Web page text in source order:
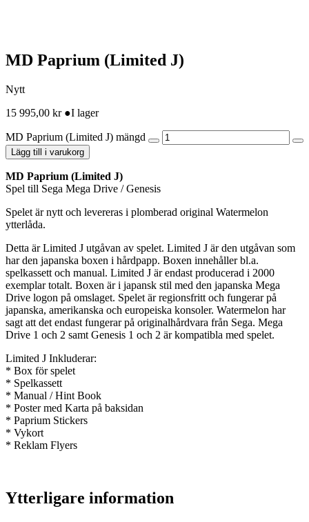
MD Paprium (Limited J)
Nytt
15 995,00 kr ●I lager
MD Paprium (Limited J) mängd
Lägg till i varukorg
MD Paprium (Limited J)
Spel till Sega Mega Drive / Genesis
Spelet är nytt och levereras i plomberad original Watermelon
ytterlåda.
Detta är Limited J utgåvan av spelet. Limited J är den utgåvan som
har den japanska boxen i hårdpapp. Boxen innehåller bl.a.
spelkassett och manual. Limited J är endast producerad i 2000
exemplar totalt. Boxen är i japansk stil med den japanska Mega
Drive logon på omslaget. Spelet är regionsfritt och fungerar på
japanska, amerikanska och europeiska konsoler. Watermelon har
sagt att det endast fungerar på originalhårdvara från Sega. Mega
Drive 1 och 2 samt Genesis 1 och 2 är kompatibla med spelet.
Limited J Inkluderar:
* Box för spelet
* Spelkassett
* Manual / Hint Book
* Poster med Karta på baksidan
* Paprium Stickers
* Vykort
* Reklam Flyers
Ytterligare information